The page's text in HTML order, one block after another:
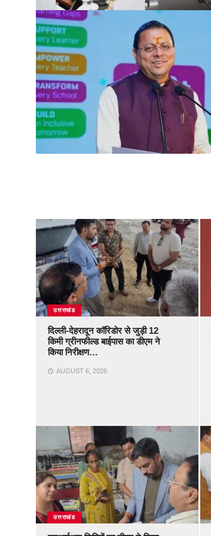
उत्तराखंड
दिल्ली-देहरादून कॉरिडोर से जुड़ी 12
किमी ग्रीनफील्ड बाईपास का डीएम ने
किया निरीक्षण…
AUGUST 6, 2026
उत्तराखंड